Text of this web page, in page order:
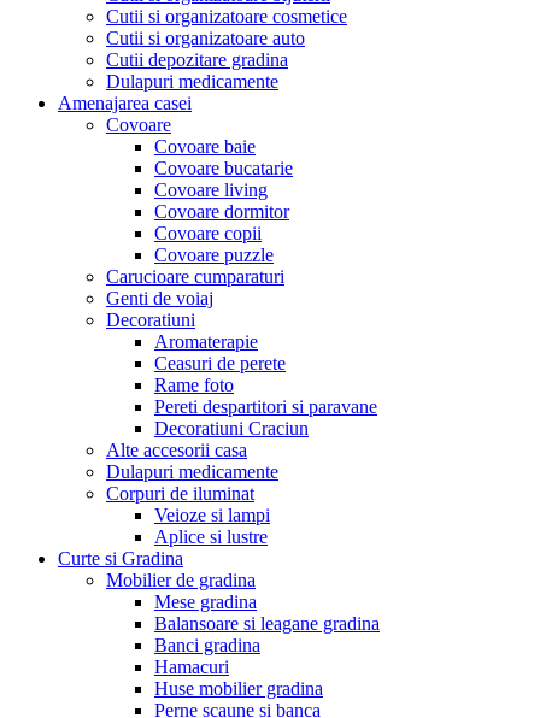
Cutii si organizatoare cosmetice
Cutii si organizatoare auto
Cutii depozitare gradina
Dulapuri medicamente
Amenajarea casei
Covoare
Covoare baie
Covoare bucatarie
Covoare living
Covoare dormitor
Covoare copii
Covoare puzzle
Carucioare cumparaturi
Genti de voiaj
Decoratiuni
Aromaterapie
Ceasuri de perete
Rame foto
Pereti despartitori si paravane
Decoratiuni Craciun
Alte accesorii casa
Dulapuri medicamente
Corpuri de iluminat
Veioze si lampi
Aplice si lustre
Curte si Gradina
Mobilier de gradina
Mese gradina
Balansoare si leagane gradina
Banci gradina
Hamacuri
Huse mobilier gradina
Perne scaune si banca